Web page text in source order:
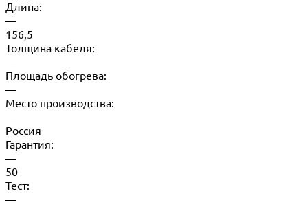
Длина:
—
156,5
Толщина кабеля:
—
Площадь обогрева:
—
Место производства:
—
Россия
Гарантия:
—
50
Тест:
—